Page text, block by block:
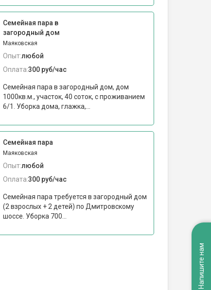
Семейная пара в
загородный дом
Маяковская
Опыт:любой
Оплата:300 руб/час
Семейная пара в загородный дом, дом
1000кв.м., участок, 40 соток, с проживанием
6/1. Уборка дома, глажка,...
Семейная пара
Маяковская
Опыт:любой
Оплата:300 руб/час
Семейная пара требуется в загородный дом
(2 взрослых + 2 детей) по Дмитровскому
шоссе. Уборка 700...
Напишите нам